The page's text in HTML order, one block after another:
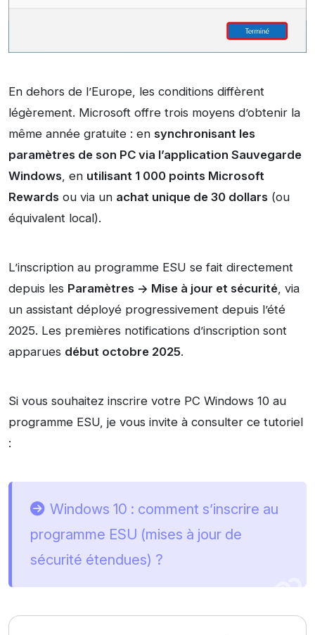
En dehors de l’Europe, les conditions diffèrent
légèrement. Microsoft offre trois moyens d’obtenir la
même année gratuite : en synchronisant les
paramètres de son PC via l’application Sauvegarde
Windows, en utilisant 1 000 points Microsoft
Rewards ou via un achat unique de 30 dollars (ou
équivalent local).
L’inscription au programme ESU se fait directement
depuis les Paramètres -> Mise à jour et sécurité, via
un assistant déployé progressivement depuis l’été
2025. Les premières notifications d’inscription sont
apparues début octobre 2025.
Si vous souhaitez inscrire votre PC Windows 10 au
programme ESU, je vous invite à consulter ce tutoriel
:
Windows 10 : comment s’inscrire au
programme ESU (mises à jour de
sécurité étendues) ?